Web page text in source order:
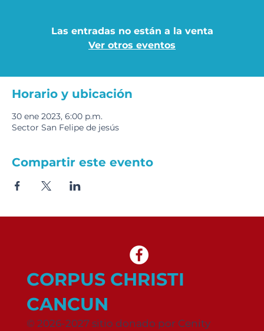
Las entradas no están a la venta
Ver otros eventos
Horario y ubicación
30 ene 2023, 6:00 p.m.
Sector San Felipe de jesús
Compartir este evento
CORPUS CHRISTI
CANCUN
© 2026-2027 sitio donado por Cenity